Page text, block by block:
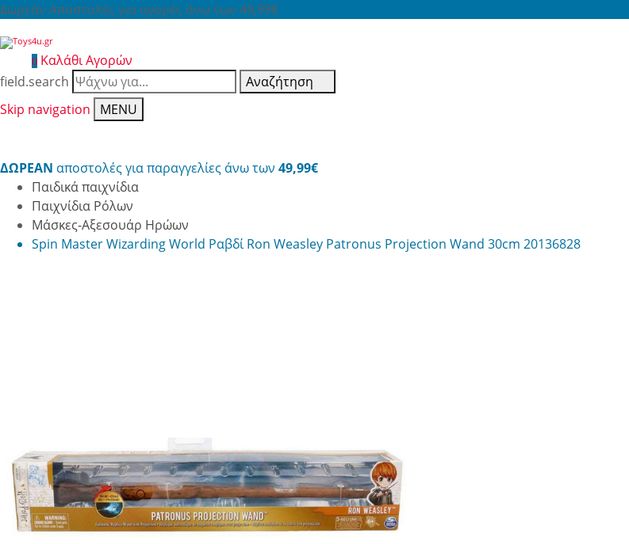
Δωρεάν Αποστολές για αγορές άνω των 49,99€
0 Καλάθι Αγορών
field.search
Αναζήτηση
Skip navigation
MENU
ΔΩΡΕΑΝ αποστολές για παραγγελίες άνω των 49,99€
Παιδικά παιχνίδια
Παιχνίδια Ρόλων
Μάσκες-Αξεσουάρ Ηρώων
Spin Master Wizarding World Ραβδί Ron Weasley Patronus Projection Wand 30cm 20136828